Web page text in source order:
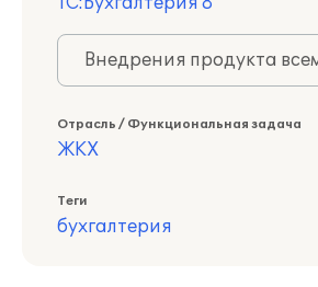
Внедрения продукта
Отрасль / Функциональная задача
ЖКХ
Теги
бухгалтерия